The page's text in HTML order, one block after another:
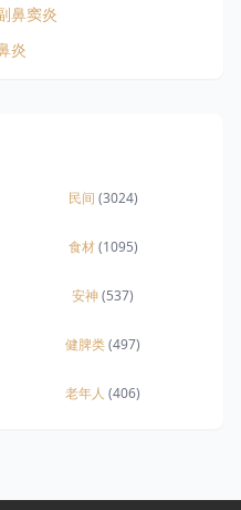
鼻窦炎
炎
民间 (3024)
食材(1095)
安神(537)
健脾类(497)
老年人 (406)